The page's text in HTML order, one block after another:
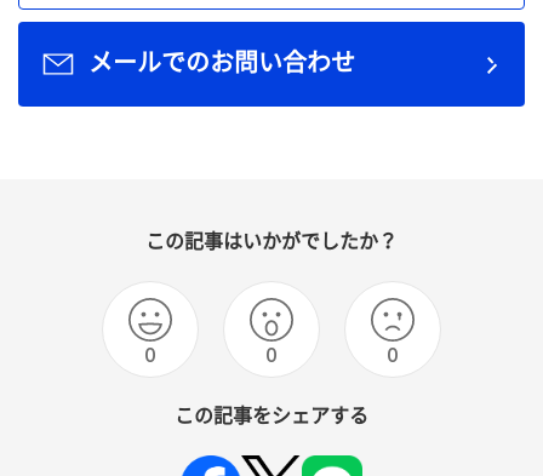
メールでのお問い合わせ
この記事はいかがでしたか？
0 0 0
この記事をシェアする